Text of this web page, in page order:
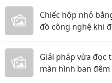
Chiếc hộp nhỏ
đồ công nghệ khi
Giải pháp vừa đọc
màn hình ban